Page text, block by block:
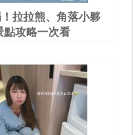
拉拉熊、角落小夥
點攻略一次看